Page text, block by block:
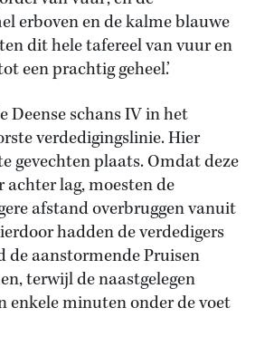
erboven en de kalme blauwe
dit hele tafereel van vuur en
een prachtig geheel.’
Deense schans IV in het
verdedigingslinie. Hier
gevechten plaats. Omdat deze
achter lag, moesten de
afstand overbruggen vanuit
hadden de verdedigers
de aanstormende Pruisen
terwijl de naastgelegen
enkele minuten onder de voet